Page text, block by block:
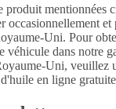
produit mentionnées
occasionnellement et
Uni. Pour
véhicule dans notre
Uni, veuillez
en ligne